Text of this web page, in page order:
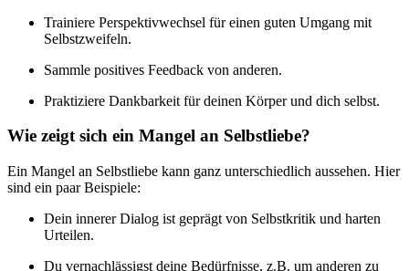
Trainiere Perspektivwechsel für einen guten Umgang mit
Selbstzweifeln.
Sammle positives Feedback von anderen.
Praktiziere Dankbarkeit für deinen Körper und dich selbst.
Wie zeigt sich ein Mangel an Selbstliebe?
Ein Mangel an Selbstliebe kann ganz unterschiedlich aussehen. Hier
sind ein paar Beispiele:
Dein innerer Dialog ist geprägt von Selbstkritik und harten
Urteilen.
Du vernachlässigst deine Bedürfnisse, z.B. um anderen zu